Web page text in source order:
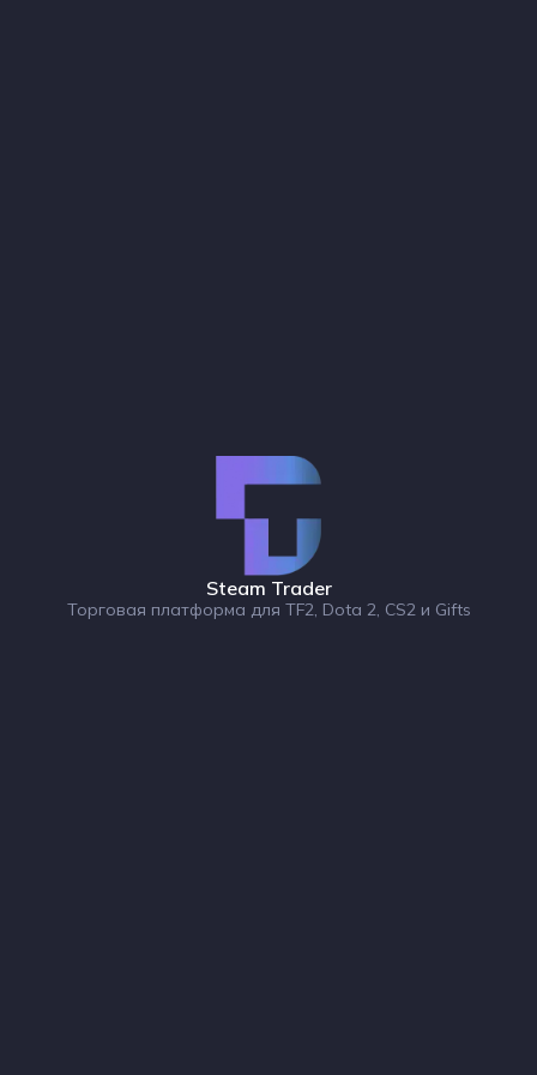
Steam Trader
Торговая платформа для TF2, Dota 2, CS2 и Gifts